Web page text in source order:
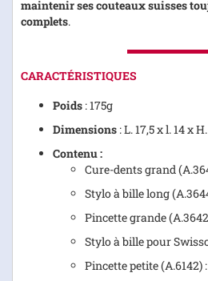
maintenir ses couteaux suisses
complets.
CARACTÉRISTIQUES
Poids : 175g
Dimensions : L. 17,5 x l. 14 x
Contenu :
Cure-dents grand
Stylo à bille long
Pincette grande
Stylo à bille pour
Pincette petite (A.6142)